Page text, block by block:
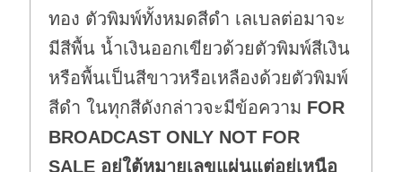
ทอง ตัวพิมพ์ทั้งหมดสีดำ เลเบลต่อมาจะ
มีสีพื้น น้ำเงินออกเขียวด้วยตัวพิมพ์สีเงิน
หรือพื้นเป็นสีขาวหรือเหลืองด้วยตัวพิมพ์
สีดำ ในทุกสีดังกล่าวจะมีข้อความ FOR
BROADCAST ONLY NOT FOR
SALE อยู่ใต้หมายเลขแผ่นแต่อยู่เหนือ